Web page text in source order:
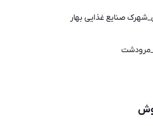
صنایع غذایی بهار